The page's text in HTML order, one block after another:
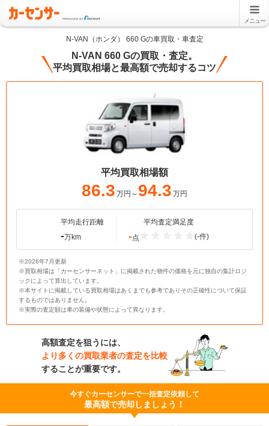
メニュー
N-VAN（ホンダ） 660 Gの車買取・車査定
N-VAN 660 Gの買取・査定。
平均買取相場と最高額で売却するコツ
平均買取相場額
86.3 万円～ 94.3 万円
平均走行距離
-万km
平均査定満足度
-点 (-件)
※2026年7月更新
※買取相場は「カーセンサーネット」に掲載された物件の価格を元に独自の集計ロジ
ックによって算出しています。
※本サイトに掲載している買取相場はあくまでも参考でありその正確性について保証
するものではありません。
※実際の査定額は車の装備や状態によって異なります。
高額査定を狙うには、
より多くの買取業者の査定を比較
することが重要です。
今すぐカーセンサーで一括査定依頼して
最高額で売却しましょう！